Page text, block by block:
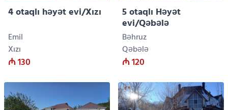
4 otaqlı həyət evi/Xızı
Emil
Xızı
₼ 130
5 otaqlı Həyət
evi/Qəbələ
Bəhruz
Qəbələ
₼ 120